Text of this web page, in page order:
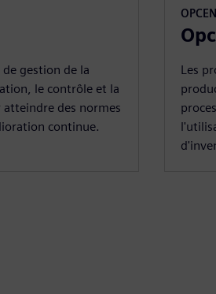
gestion de la
le contrôle et la
des normes
continue.
Les